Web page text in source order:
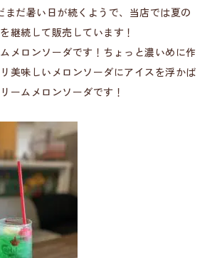
まだ暑い日が続くようで、当店では夏の
継続して販売しています！
メロンソーダです！ちょっと濃いめに作
美味しいメロンソーダにアイスを浮かば
ームメロンソーダです！